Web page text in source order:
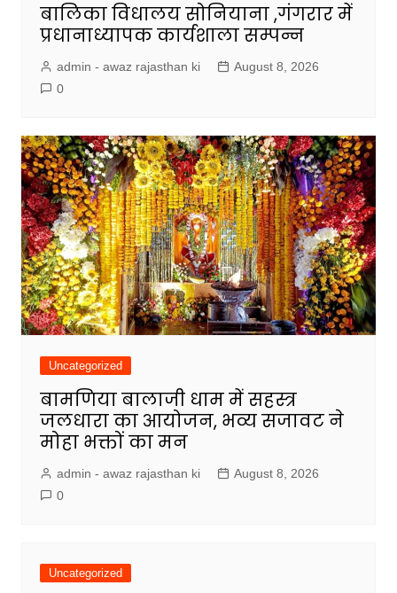
बालिका विधालय सोनियाना ,गंगरार में
प्रधानाध्यापक कार्यशाला सम्पन्न
admin - awaz rajasthan ki
August 8, 2026
0
Uncategorized
बामणिया बालाजी धाम में सहस्त्र
जलधारा का आयोजन, भव्य सजावट ने
मोहा भक्तों का मन
admin - awaz rajasthan ki
August 8, 2026
0
Uncategorized